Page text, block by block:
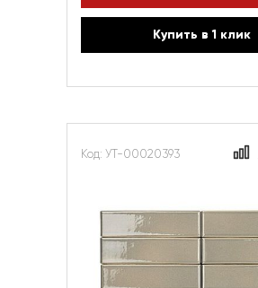
Купить в 1 клик
Код: УТ-00020393